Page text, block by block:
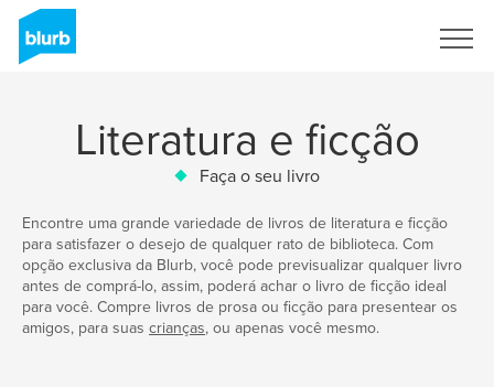
Literatura e ficção
Faça o seu livro
Encontre uma grande variedade de livros de literatura e ficção
para satisfazer o desejo de qualquer rato de biblioteca. Com
opção exclusiva da Blurb, você pode previsualizar qualquer livro
antes de comprá-lo, assim, poderá achar o livro de ficção ideal
para você. Compre livros de prosa ou ficção para presentear os
amigos, para suas crianças, ou apenas você mesmo.